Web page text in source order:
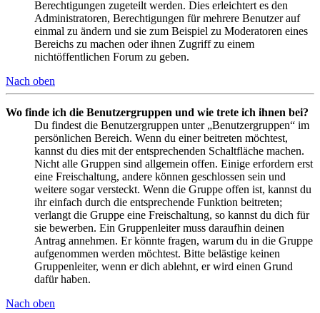
Berechtigungen zugeteilt werden. Dies erleichtert es den
Administratoren, Berechtigungen für mehrere Benutzer auf
einmal zu ändern und sie zum Beispiel zu Moderatoren eines
Bereichs zu machen oder ihnen Zugriff zu einem
nichtöffentlichen Forum zu geben.
Nach oben
Wo finde ich die Benutzergruppen und wie trete ich ihnen bei?
Du findest die Benutzergruppen unter „Benutzergruppen“ im
persönlichen Bereich. Wenn du einer beitreten möchtest,
kannst du dies mit der entsprechenden Schaltfläche machen.
Nicht alle Gruppen sind allgemein offen. Einige erfordern erst
eine Freischaltung, andere können geschlossen sein und
weitere sogar versteckt. Wenn die Gruppe offen ist, kannst du
ihr einfach durch die entsprechende Funktion beitreten;
verlangt die Gruppe eine Freischaltung, so kannst du dich für
sie bewerben. Ein Gruppenleiter muss daraufhin deinen
Antrag annehmen. Er könnte fragen, warum du in die Gruppe
aufgenommen werden möchtest. Bitte belästige keinen
Gruppenleiter, wenn er dich ablehnt, er wird einen Grund
dafür haben.
Nach oben